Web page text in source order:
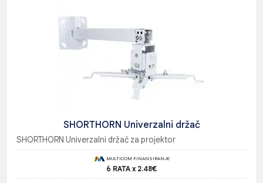
SHORTHORN Univerzalni držač
SHORTHORN Univerzalni držač za projektor
MULTICOM FINANSIRANJE
6 RATA x 2.48€